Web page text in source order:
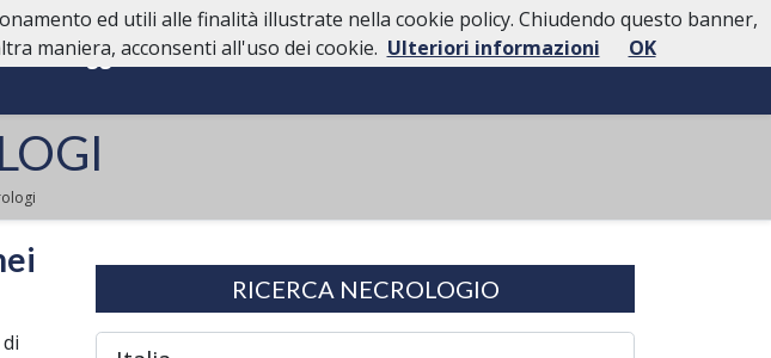
Pubblici Storia Servizi Casa Funeraria Contatti
RICERCA NECROLOGIO
ed utili alle finalità illustrate nella cookie policy. Chiudendo questo banner,
maniera, acconsenti all'uso dei cookie. Ulteriori informazioni OK